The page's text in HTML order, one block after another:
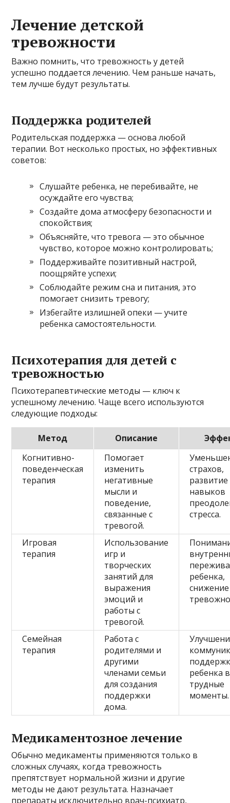
Лечение детской
тревожности
Важно помнить, что тревожность у детей
успешно поддается лечению. Чем раньше начать,
тем лучше будут результаты.
Поддержка родителей
Родительская поддержка — основа любой
терапии. Вот несколько простых, но эффективных
советов:
Слушайте ребенка, не перебивайте, не
осуждайте его чувства;
Создайте дома атмосферу безопасности и
спокойствия;
Объясняйте, что тревога — это обычное
чувство, которое можно контролировать;
Поддерживайте позитивный настрой,
поощряйте успехи;
Соблюдайте режим сна и питания, это
помогает снизить тревогу;
Избегайте излишней опеки — учите
ребенка самостоятельности.
Психотерапия для детей с
тревожностью
Психотерапевтические методы — ключ к
успешному лечению. Чаще всего используются
следующие подходы:
Метод Описание
Когнитивно-
поведенческая
терапия
Помогает
изменить
негативные
мысли и
поведение,
связанные с
тревогой.
страхов,
развитие
навыков
стресса.
Игровая
терапия
Использование
игр и
творческих
занятий для
выражения
эмоций и
работы с
тревогой.
ребенка,
снижение
Семейная
терапия
Работа с
родителями и
другими
членами семьи
для создания
поддержки
дома.
ребенка в
трудные
моменты.
Медикаментозное лечение
Обычно медикаменты применяются только в
сложных случаях, когда тревожность
препятствует нормальной жизни и другие
методы не дают результата. Назначает
препараты исключительно врач-психиатр,